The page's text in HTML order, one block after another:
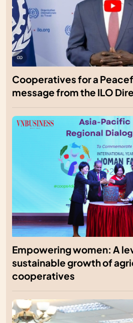
Cooperatives for a
message from the ILO
Empowering women: A
sustainable growth of
cooperatives